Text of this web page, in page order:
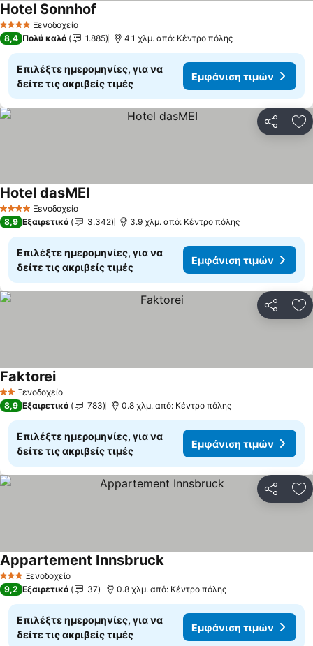
4 ΑστέριαΞενοδοχείο
Hotel Sonnhof
8,4 Πολύ καλό 1.885 4.1 χλμ. από: Κέντρο πόλης
Επιλέξτε ημερομηνίες, για να
δείτε τις ακριβείς τιμές
Εμφάνιση τιμών
4 ΑστέριαΞενοδοχείο
Hotel dasMEI
8,9 Εξαιρετικό 3.342 3.9 χλμ. από: Κέντρο πόλης
Επιλέξτε ημερομηνίες, για να
δείτε τις ακριβείς τιμές
Εμφάνιση τιμών
2 ΑστέριαΞενοδοχείο
Faktorei
8,9 Εξαιρετικό 783 0.8 χλμ. από: Κέντρο πόλης
Επιλέξτε ημερομηνίες, για να
δείτε τις ακριβείς τιμές
Εμφάνιση τιμών
3 ΑστέριαΞενοδοχείο
Appartement Innsbruck
9,2 Εξαιρετικό 37 0.8 χλμ. από: Κέντρο πόλης
Επιλέξτε ημερομηνίες, για να
δείτε τις ακριβείς τιμές
Εμφάνιση τιμών